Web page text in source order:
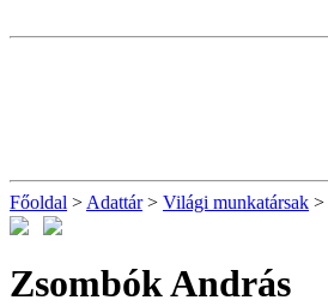
Főoldal > Adattár> Világi munkatársak >
Zsombók András